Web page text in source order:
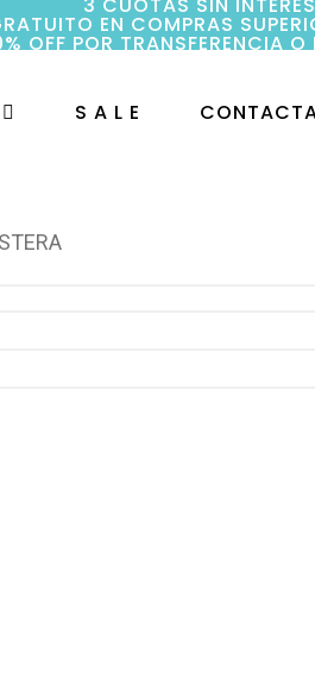
EN COMPRAS
OFF POR TRANSFERENCIA
S A L E